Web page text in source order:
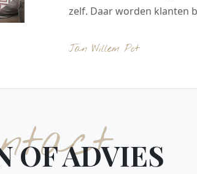
zelf. Daar worden klanten
Jan Willem Pot
OF ADVIES